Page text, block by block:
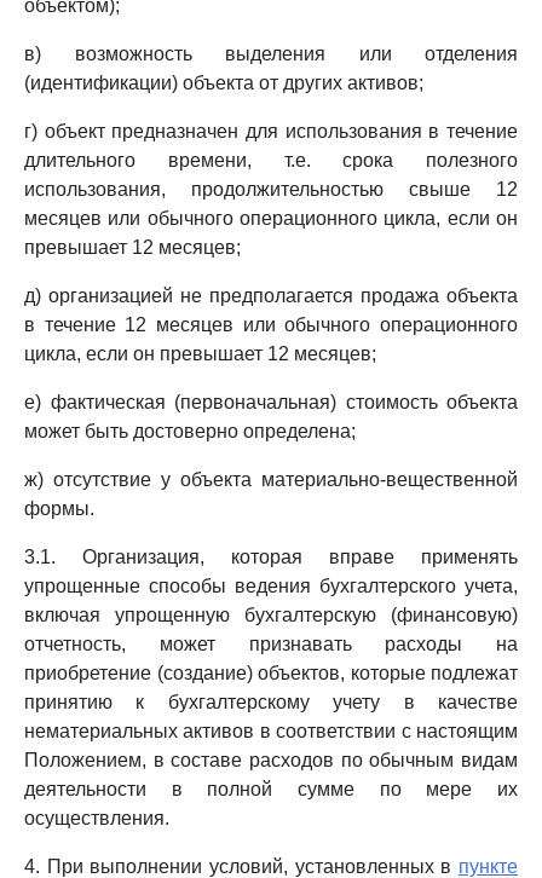
объектом);
в) возможность выделения или отделения
(идентификации) объекта от других активов;
г) объект предназначен для использования в течение
длительного времени, т.е. срока полезного
использования, продолжительностью свыше 12
месяцев или обычного операционного цикла, если он
превышает 12 месяцев;
д) организацией не предполагается продажа объекта
в течение 12 месяцев или обычного операционного
цикла, если он превышает 12 месяцев;
е) фактическая (первоначальная) стоимость объекта
может быть достоверно определена;
ж) отсутствие у объекта материально-вещественной
формы.
3.1. Организация, которая вправе применять
упрощенные способы ведения бухгалтерского учета,
включая упрощенную бухгалтерскую (финансовую)
отчетность, может признавать расходы на
приобретение (создание) объектов, которые подлежат
принятию к бухгалтерскому учету в качестве
нематериальных активов в соответствии с настоящим
Положением, в составе расходов по обычным видам
деятельности в полной сумме по мере их
осуществления.
4. При выполнении условий, установленных в пункте